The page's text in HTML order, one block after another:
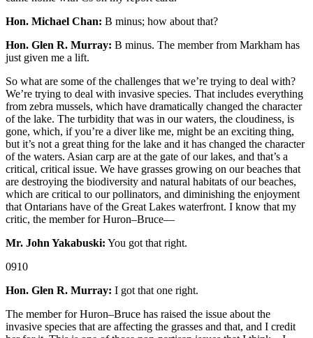
Hon. Michael Chan: B minus; how about that?
Hon. Glen R. Murray: B minus. The member from Markham has
just given me a lift.
So what are some of the challenges that we’re trying to deal with?
We’re trying to deal with invasive species. That includes everything
from zebra mussels, which have dramatically changed the character
of the lake. The turbidity that was in our waters, the cloudiness, is
gone, which, if you’re a diver like me, might be an exciting thing,
but it’s not a great thing for the lake and it has changed the character
of the waters. Asian carp are at the gate of our lakes, and that’s a
critical, critical issue. We have grasses growing on our beaches that
are destroying the biodiversity and natural habitats of our beaches,
which are critical to our pollinators, and diminishing the enjoyment
that Ontarians have of the Great Lakes waterfront. I know that my
critic, the member for Huron–Bruce—
Mr. John Yakabuski: You got that right.
0910
Hon. Glen R. Murray: I got that one right.
The member for Huron–Bruce has raised the issue about the
invasive species that are affecting the grasses and that, and I credit